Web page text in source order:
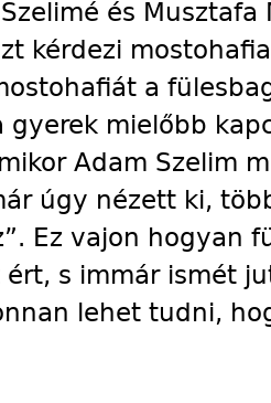
és
kérdezi
a
gyerek mielőbb
Adam Szelim
úgy nézett ki,
Ez vajon hogyan
s immár ismét
lehet tudni,